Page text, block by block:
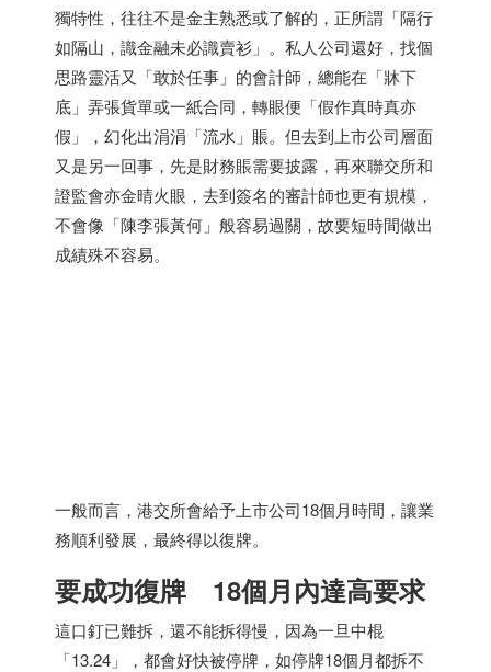
獨特性，往往不是金主熟悉或了解的，正所謂「隔行
如隔山，識金融未必識賣衫」。私人公司還好，找個
思路靈活又「敢於任事」的會計師，總能在「牀下
底」弄張貨單或一紙合同，轉眼便「假作真時真亦
假」，幻化出涓涓「流水」賬。但去到上市公司層面
又是另一回事，先是財務賬需要披露，再來聯交所和
證監會亦金晴火眼，去到簽名的審計師也更有規模，
不會像「陳李張黃何」般容易過關，故要短時間做出
成績殊不容易。
一般而言，港交所會給予上市公司18個月時間，讓業
務順利發展，最終得以復牌。
要成功復牌 18個月內達高要求
這口釘已難拆，還不能拆得慢，因為一旦中棍
「13.24」，都會好快被停牌，如停牌18個月都拆不